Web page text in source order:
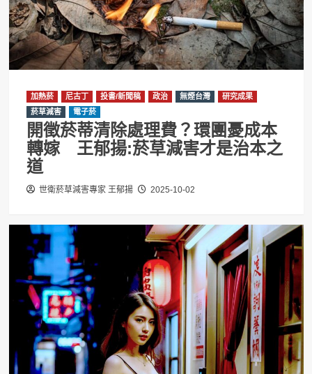
加熱菸 尼古丁 投書/新聞稿 政治 無煙台灣
研究成果
菸草減害
電子菸
開徵菸蒂清除處理費？環團憂成本
轉嫁 王郁揚:菸草減害才是治本之
道
世衛菸草減害專家 王郁揚 2025-10-02